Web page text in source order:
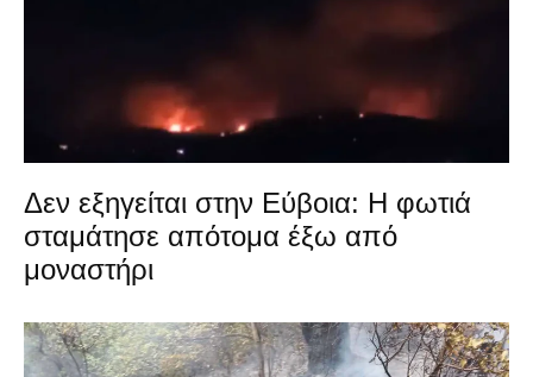
Δεν εξηγείται στην Εύβοια: Η φωτιά
σταμάτησε απότομα έξω από
μοναστήρι